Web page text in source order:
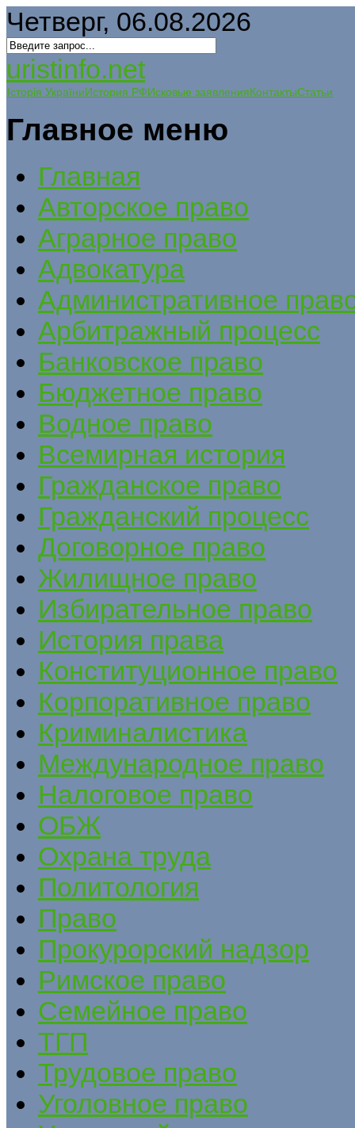
Четверг, 06.08.2026
uristinfo.net
Історія УкраїниИстория РФИсковые заявленияКонтактыСтатьи
Главное меню
Главная
Авторское право
Аграрное право
Адвокатура
Административное
Арбитражный процесс
Банковское право
Бюджетное право
Водное право
Всемирная история
Гражданское право
Гражданский процесс
Договорное право
Жилищное право
Избирательное право
История права
Конституционное право
Корпоративное право
Криминалистика
Международное право
Налоговое право
ОБЖ
Охрана труда
Политология
Право
Прокурорский надзор
Римское право
Семейное право
ТГП
Трудовое право
Уголовное право